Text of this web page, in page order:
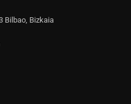
Bilbao, Bizkaia